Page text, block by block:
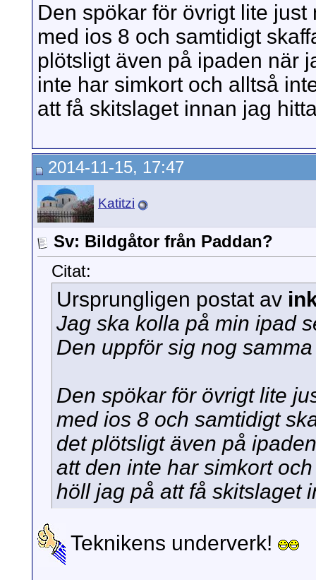
Den spökar för övrigt lite
med ios 8 och samtidigt
plötsligt även på ipaden när
inte har simkort och alltså
att få skitslaget innan jag
2014-11-15, 17:47
Katitzi
Sv: Bildgåtor från Paddan?
Citat:
Ursprungligen postat av
Jag ska kolla på min ipad
Den uppför sig nog
Den spökar för övrigt lite
med ios 8 och samtidigt
det plötsligt även på
att den inte har simkort
höll jag på att få skitslaget
Teknikens underverk!